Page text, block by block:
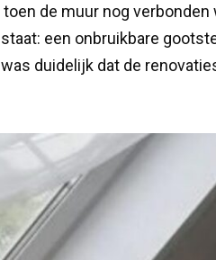
de muur nog
een onbruikbare
duidelijk dat de